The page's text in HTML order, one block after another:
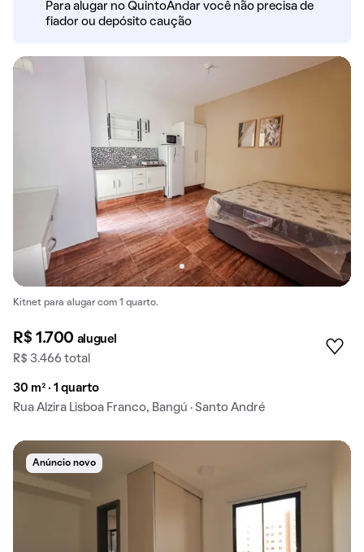
Para alugar no QuintoAndar você não precisa de
fiador ou depósito caução
Kitnet para alugar com 1 quarto.
R$ 1.700 aluguel
R$ 3.466 total
30 m² · 1 quarto
Rua Alzira Lisboa Franco, Bangú · Santo André
Anúncio novo